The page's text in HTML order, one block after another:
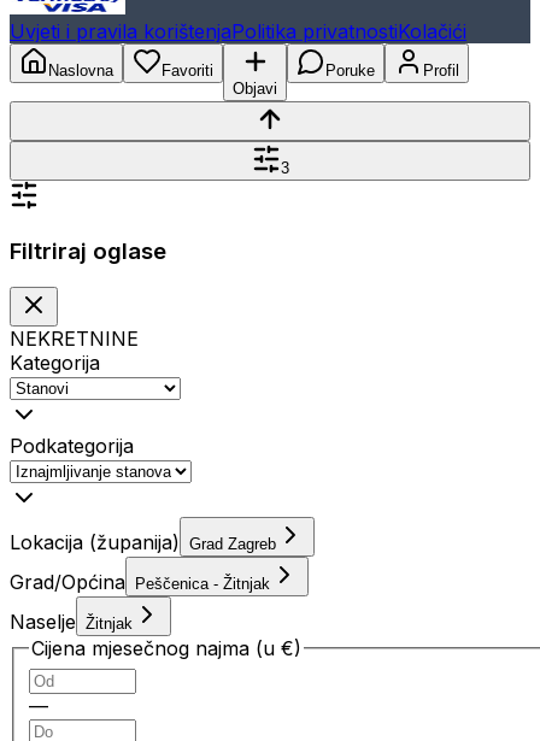
Uvjeti i pravila korištenjaPolitika privatnostiKolačići
Naslovna
Favoriti
Objavi
Poruke Profil
3
Filtriraj oglase
NEKRETNINE
Kategorija
Podkategorija
Lokacija (županija) Grad Zagreb
Grad/Općina Peščenica - Žitnjak
Naselje Žitnjak
Cijena mjesečnog najma (u €)
—